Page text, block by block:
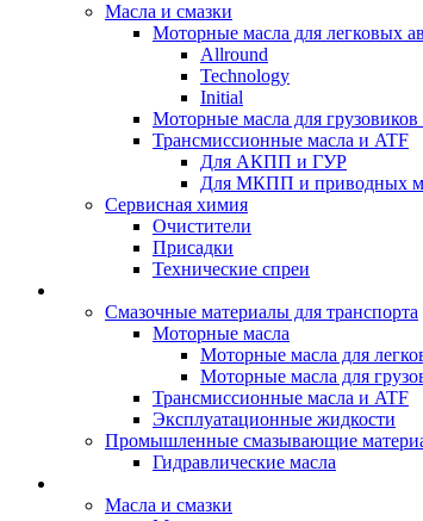
Масла и смазки
Моторные масла для легковых
Allround
Technology
Initial
Моторные масла для грузовиков
Трансмиссионные масла и ATF
Для АКПП и ГУР
Для МКПП и приводных
Сервисная химия
Очистители
Присадки
Технические спреи
Смазочные материалы для транспорта
Моторные масла
Моторные масла для
Моторные масла для
Трансмиссионные масла и ATF
Эксплуатационные жидкости
Промышленные смазывающие
Гидравлические масла
Масла и смазки